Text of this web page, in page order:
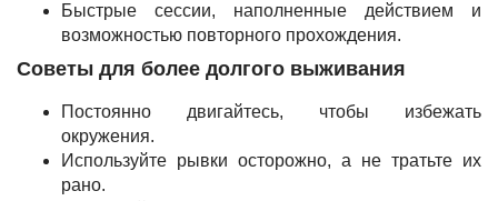
Быстрые сессии, наполненные действием и
возможностью повторного прохождения.
Советы для более долгого выживания
Постоянно двигайтесь, чтобы избежать
окружения.
Используйте рывки осторожно, а не тратьте их
рано.